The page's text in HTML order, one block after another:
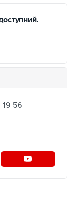
частково
до правил
19 56